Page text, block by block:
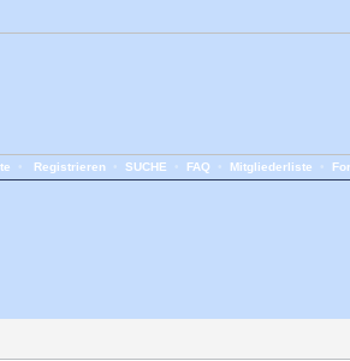
Registrieren• SUCHE FAQ Mitgliederliste